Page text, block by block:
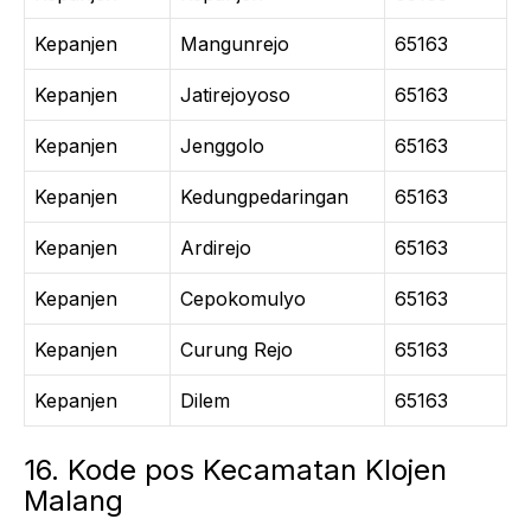
Kepanjen Mangunrejo 65163
Kepanjen Jatirejoyoso 65163
Kepanjen Jenggolo 65163
Kepanjen Kedungpedaringan 65163
Kepanjen Ardirejo 65163
Kepanjen Cepokomulyo 65163
Kepanjen Curung Rejo 65163
Kepanjen Dilem 65163
16. Kode pos Kecamatan Klojen
Malang